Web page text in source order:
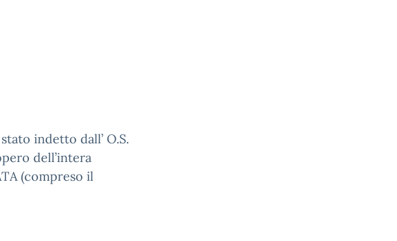
indetto dall’ O.S.
dell’intera
(compreso il